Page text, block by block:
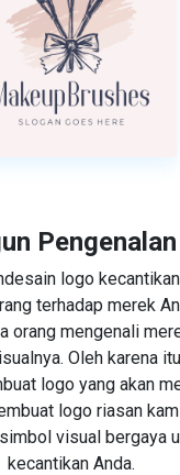
logo
terhadap merek
orang mengenali
Oleh karena
logo yang akan
logo riasan
visual bergaya
kecantikan Anda.